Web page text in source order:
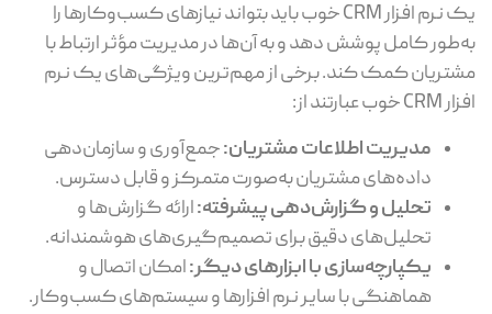
یک نرم افزار CRM خوب باید بتواند نیازهای کسب‌وکارها را
به‌طور کامل پوشش دهد و به آن‌ها در مدیریت مؤثر ارتباط با
مشتریان کمک کند. برخی از مهم‌ترین ویژگی‌های یک نرم
افزار CRM خوب عبارتند از:
مدیریت اطلاعات مشتریان:جمع‌آوری و سازمان‌دهی
داده‌های مشتریان به‌صورت متمرکز و قابل دسترس.
تحلیل و گزارش‌دهی پیشرفته:ارائه گزارش‌ها و
تحلیل‌های دقیق برای تصمیم‌گیری‌های هوشمندانه.
یکپارچه‌سازی با ابزارهای دیگر:امکان اتصال و
هماهنگی با سایر نرم افزارها و سیستم‌های کسب‌وکار.